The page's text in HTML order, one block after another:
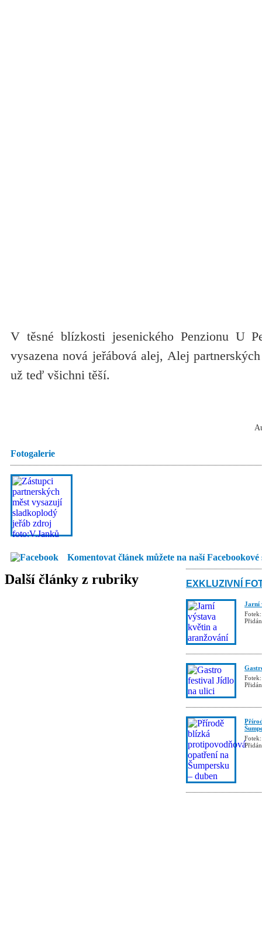
V těsné blízkosti jesenického Penzionu U
vysazena nová jeřábová alej, Alej
už teď všichni těší.
Fotogalerie
Komentovat článek můžete na naší Facebookové
Další články z rubriky EXKLUZIVNÍ
Jarní